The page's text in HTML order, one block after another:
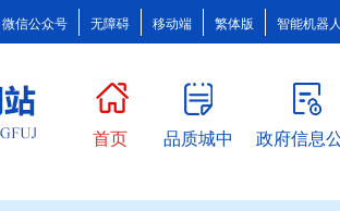
微信公众号 无障碍 移动端 繁体版 智能机器人
首页 品质城中 政府信息